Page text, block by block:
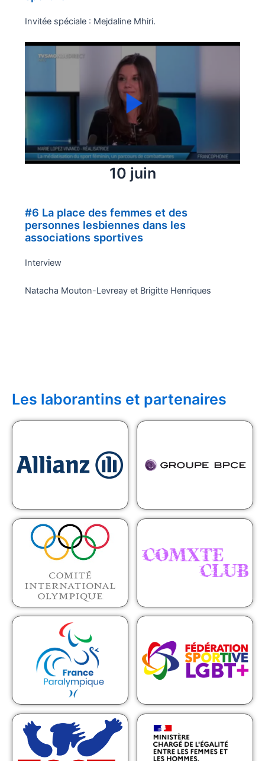
Invitée spéciale : Mejdaline Mhiri.
10 juin
#6 La place des femmes et des
personnes lesbiennes dans les
associations sportives
Interview
Natacha Mouton-Levreay et Brigitte Henriques
Les laborantins et partenaires